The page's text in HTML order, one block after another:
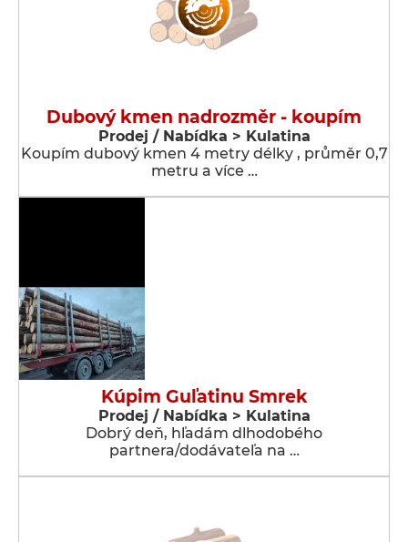
Dubový kmen nadrozměr - koupím
Prodej / Nabídka > Kulatina
Koupím dubový kmen 4 metry délky , průměr 0,7
metru a více …
Kúpim Guľatinu Smrek
Prodej / Nabídka > Kulatina
Dobrý deň, hľadám dlhodobého
partnera/dodávateľa na …